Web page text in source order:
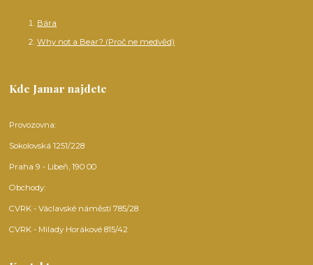
Bára
Why not a Bear? (Proč ne medvěd)
Kde Jamar najdete
Provozovna:
Sokolovská 1251/228
Praha 9 - Libeň, 190 00
Obchody:
CVRK - Václavské náměstí 785/28
CVRK - Milady Horákové 815/42